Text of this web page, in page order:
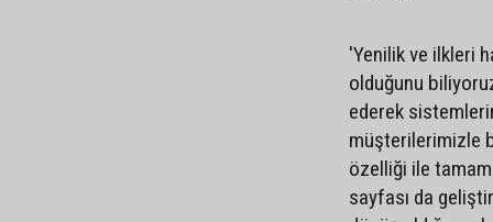
'Yenilik ve ilkleri
olduğunu
ederek
müşterilerimizle
özelliği ile
sayfası da